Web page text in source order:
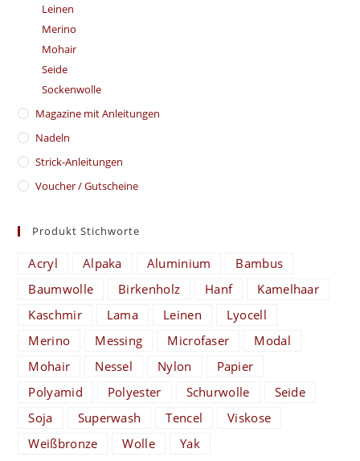
Leinen
Merino
Mohair
Seide
Sockenwolle
Magazine mit Anleitungen
Nadeln
Strick-Anleitungen
Voucher / Gutscheine
Produkt Stichworte
Acryl Alpaka Aluminium
Bambus
Baumwolle
Birkenholz Hanf
Kamelhaar
Kaschmir
Lama Leinen
Lyocell
Merino
Messing Microfaser
Modal
Mohair
Nessel Nylon
Papier
Polyamid
Polyester Schurwolle
Seide
Soja
Superwash Tencel
Viskose
Weißbronze
Wolle Yak